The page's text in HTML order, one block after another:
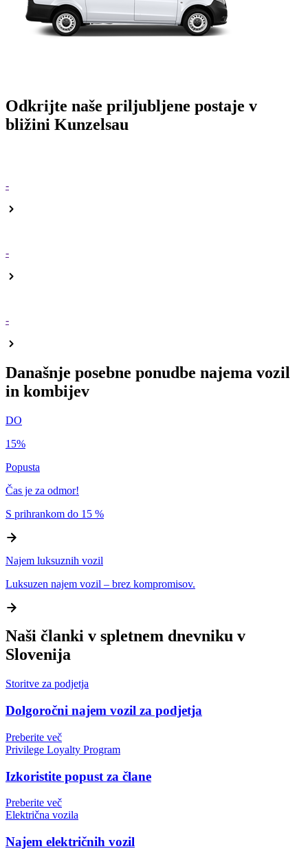
Odkrijte naše priljubljene postaje v
bližini Kunzelsau
-
-
-
Današnje posebne ponudbe najema vozil
in kombijev
DO
15%
Popusta
Čas je za odmor!
S prihrankom do 15 %
Najem luksuznih vozil
Luksuzen najem vozil – brez kompromisov.
Naši članki v spletnem dnevniku v
Slovenija
Storitve za podjetja
Dolgoročni najem vozil za podjetja
Preberite več
Privilege Loyalty Program
Izkoristite popust za člane
Preberite več
Električna vozila
Najem električnih vozil